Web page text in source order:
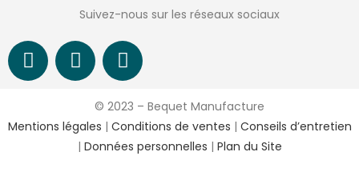
Suivez-nous sur les réseaux sociaux
© 2023 – Bequet Manufacture
Mentions légales | Conditions de ventes | Conseils d’entretien
| Données personnelles | Plan du Site